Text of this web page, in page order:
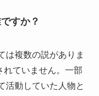
すか？
は複数の説がありま
れていません。一部
活動していた人物と